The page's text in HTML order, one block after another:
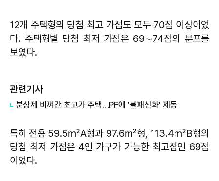
12개 주택형의 당첨 최고 가점도 모두 70점 이상이었
다. 주택형별 당첨 최저 가점은 69∼74점의 분포를
보였다.
관련기사
분상제 비껴간 초고가 주택…PF에 '불패신화' 제동
특히 전용 59.5㎡A형과 97.6㎡형, 113.4㎡B형의
당첨 최저 가점은 4인 가구가 가능한 최고점인 69점
이었다.